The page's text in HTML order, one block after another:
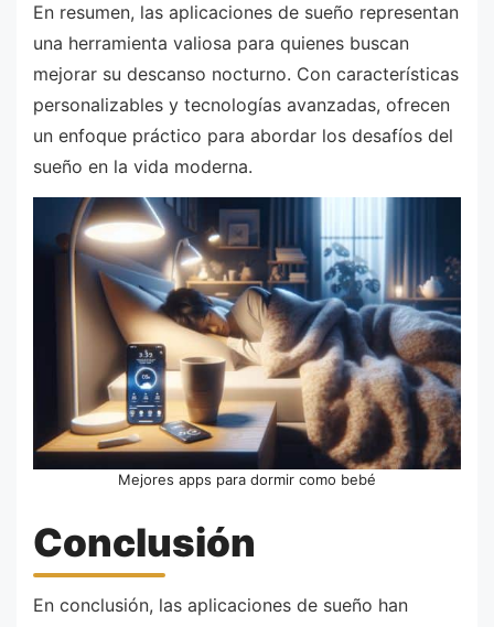
En resumen, las aplicaciones de sueño representan
una herramienta valiosa para quienes buscan
mejorar su descanso nocturno. Con características
personalizables y tecnologías avanzadas, ofrecen
un enfoque práctico para abordar los desafíos del
sueño en la vida moderna.
Mejores apps para dormir como bebé
Conclusión
En conclusión, las aplicaciones de sueño han